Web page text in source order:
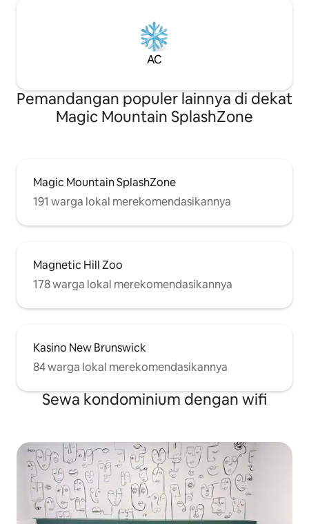
AC
Pemandangan populer lainnya di dekat
Magic Mountain SplashZone
Magic Mountain SplashZone
191 warga lokal merekomendasikannya
Magnetic Hill Zoo
178 warga lokal merekomendasikannya
Kasino New Brunswick
84 warga lokal merekomendasikannya
Sewa kondominium dengan wifi